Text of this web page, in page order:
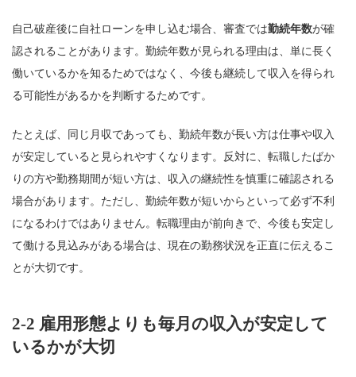
自己破産後に自社ローンを申し込む場合、審査では勤続年数が確
認されることがあります。勤続年数が見られる理由は、単に長く
働いているかを知るためではなく、今後も継続して収入を得られ
る可能性があるかを判断するためです。
たとえば、同じ月収であっても、勤続年数が長い方は仕事や収入
が安定していると見られやすくなります。反対に、転職したばか
りの方や勤務期間が短い方は、収入の継続性を慎重に確認される
場合があります。ただし、勤続年数が短いからといって必ず不利
になるわけではありません。転職理由が前向きで、今後も安定し
て働ける見込みがある場合は、現在の勤務状況を正直に伝えるこ
とが大切です。
2-2 雇用形態よりも毎月の収入が安定して
いるかが大切